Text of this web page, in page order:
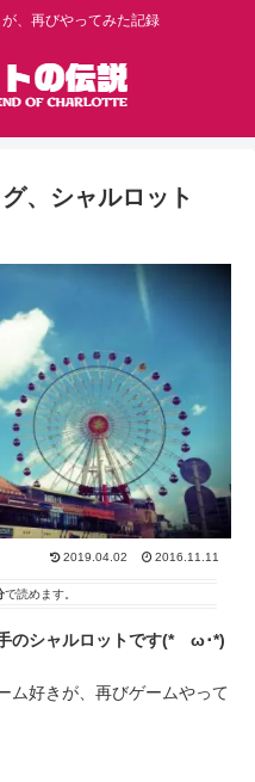
、再びやってみた記録
、シャルロット
2019.04.02 2016.11.11
で読めます。
のシャルロットです(*ゝω･*)
ム好きが、再びゲームやって